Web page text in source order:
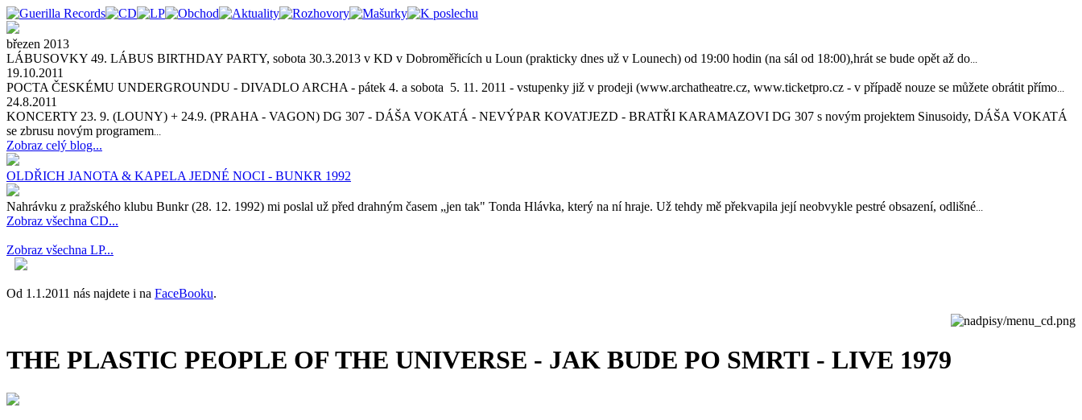
březen 2013
LÁBUSOVKY 49. LÁBUS BIRTHDAY PARTY, sobota 30.3.2013 v KD v Dobroměřicích u Loun (prakticky dnes už v Lounech) od 19:00 hodin (na sál od 18:00),hrát se bude opět až do...
19.10.2011
POCTA ČESKÉMU UNDERGROUNDU - DIVADLO ARCHA - pátek 4. a sobota 5. 11. 2011 - vstupenky již v prodeji (www.archatheatre.cz, www.ticketpro.cz - v případě nouze se můžete obrátit přímo...
24.8.2011
KONCERTY 23. 9. (LOUNY) + 24.9. (PRAHA - VAGON) DG 307 - DÁŠA VOKATÁ - NEVÝPAR KOVATJEZD - BRATŘI KARAMAZOVI DG 307 s novým projektem Sinusoidy, DÁŠA VOKATÁ
se zbrusu novým programem...
Zobraz celý blog...
OLDŘICH JANOTA & KAPELA JEDNÉ NOCI - BUNKR 1992
Nahrávku z pražského klubu Bunkr (28. 12. 1992) mi poslal už před drahným časem „jen tak" Tonda Hlávka, který na ní hraje. Už tehdy mě překvapila její neobvykle pestré obsazení, odlišné...
Zobraz všechna CD...
Zobraz všechna LP...
Od 1.1.2011 nás najdete i na FaceBooku.
THE PLASTIC PEOPLE OF THE UNIVERSE - JAK BUDE PO SMRTI - LIVE 1979